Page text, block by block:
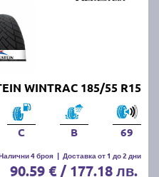
WINTRAC 185/55 R15
C B 69
4 броя | Доставка от 1 до 2 дни
90.59 € / 177.18 лв.